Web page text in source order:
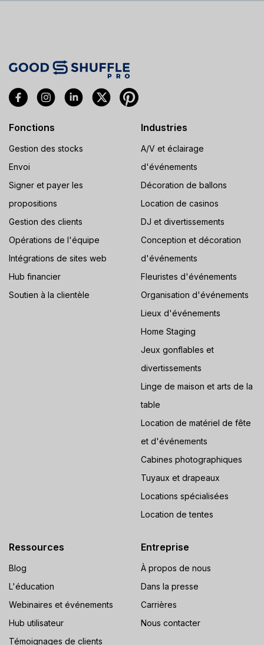
Fonctions
Gestion des stocks
Envoi
Signer et payer les
propositions
Gestion des clients
Opérations de l'équipe
Intégrations de sites web
Hub financier
Soutien à la clientèle
Industries
A/V et éclairage
d'événements
Décoration de ballons
Location de casinos
DJ et divertissements
Conception et décoration
d'événements
Fleuristes d'événements
Organisation d'événements
Lieux d'événements
Home Staging
Jeux gonflables et
divertissements
Linge de maison et arts de la
table
Location de matériel de fête
et d'événements
Cabines photographiques
Tuyaux et drapeaux
Locations spécialisées
Location de tentes
Ressources
Blog
L'éducation
Webinaires et événements
Hub utilisateur
Témoignages de clients
Entreprise
À propos de nous
Dans la presse
Carrières
Nous contacter